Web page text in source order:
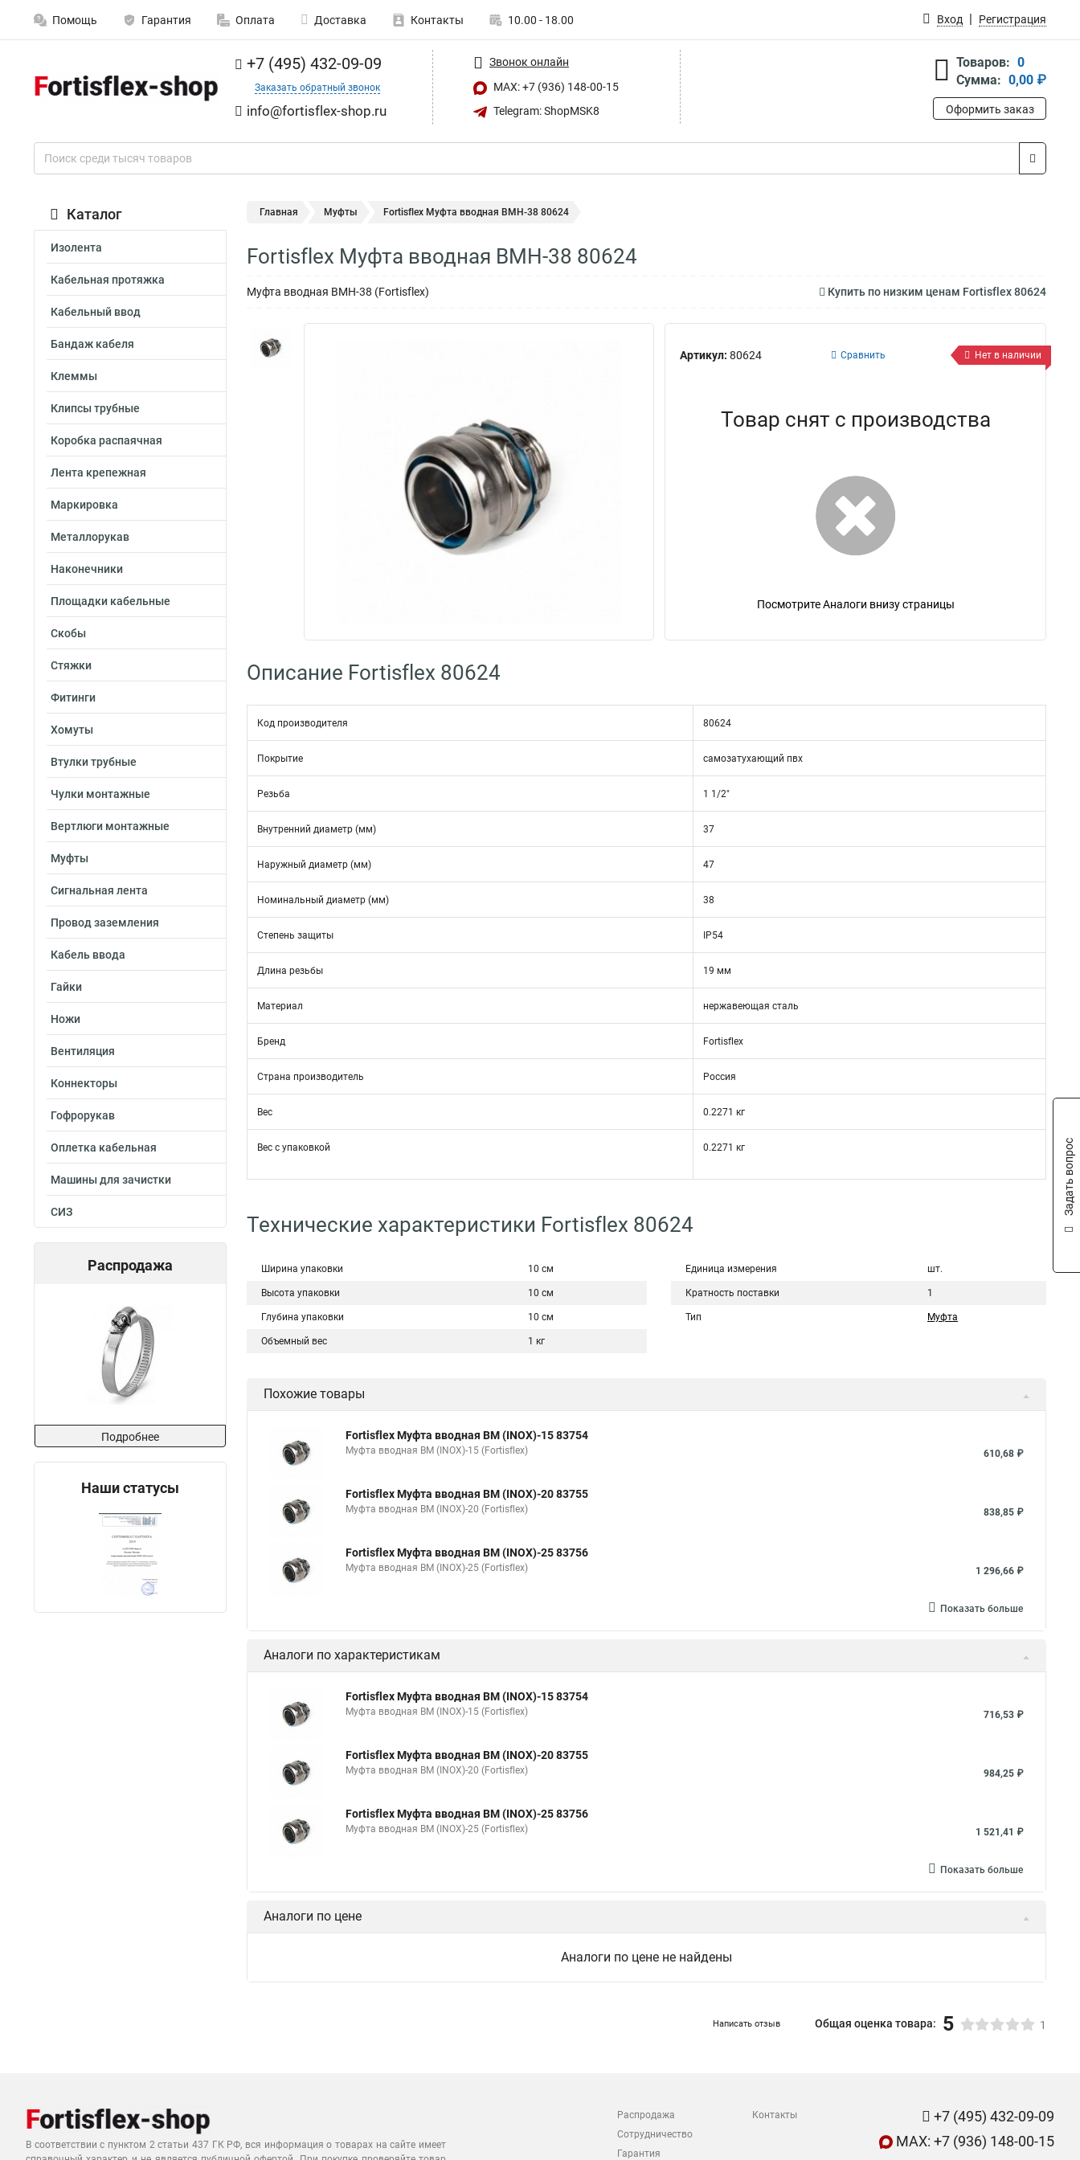
Помощь Гарантия Оплата Доставка Контакты 10.00 - 18.00 Вход Регистрация
+7 (495) 432-09-09
Заказать обратный звонок
info@fortisflex-shop.ru
Звонок онлайн
MAX: +7 (936) 148-00-15
Telegram: ShopMSK8
Товаров: 0
Сумма: 0,00 ₽
Оформить заказ
Каталог
Изолента
Кабельная протяжка
Кабельный ввод
Бандаж кабеля
Клеммы
Клипсы трубные
Коробка распаячная
Лента крепежная
Маркировка
Металлорукав
Наконечники
Площадки кабельные
Скобы
Стяжки
Фитинги
Хомуты
Втулки трубные
Чулки монтажные
Вертлюги монтажные
Муфты
Сигнальная лента
Провод заземления
Кабель ввода
Гайки
Ножи
Вентиляция
Коннекторы
Гофрорукав
Оплетка кабельная
Машины для зачистки
СИЗ
Распродажа
Подробнее
Наши статусы
Главная Муфты Fortisflex Муфта вводная ВМН-38 80624
Fortisflex Муфта вводная ВМН-38 80624
Муфта вводная ВМН-38 (Fortisflex) Купить по низким ценам Fortisflex 80624
Артикул: 80624 Сравнить Нет в наличии
Товар снят с производства
Посмотрите Аналоги внизу страницы
Описание Fortisflex 80624
Код производителя 80624
Покрытие самозатухающий пвх
Резьба 1 1/2"
Внутренний диаметр (мм) 37
Наружный диаметр (мм) 47
Номинальный диаметр (мм) 38
Степень защиты IP54
Длина резьбы 19 мм
Материал нержавеющая сталь
Бренд Fortisflex
Страна производитель Россия
Вес 0.2271 кг
Вес с упаковкой 0.2271 кг
Технические характеристики Fortisflex 80624
Ширина упаковки 10 см
Высота упаковки 10 см
Глубина упаковки 10 см
Объемный вес 1 кг
Единица измерения шт.
Кратность поставки 1
Тип Муфта
Похожие товары
Fortisflex Муфта вводная ВМ (INOX)-15 83754
Муфта вводная ВМ (INOX)-15 (Fortisflex) 610,68 ₽
Fortisflex Муфта вводная ВМ (INOX)-20 83755
Муфта вводная ВМ (INOX)-20 (Fortisflex) 838,85 ₽
Fortisflex Муфта вводная ВМ (INOX)-25 83756
Муфта вводная ВМ (INOX)-25 (Fortisflex) 1 296,66 ₽
Показать больше
Аналоги по характеристикам
Fortisflex Муфта вводная ВМ (INOX)-15 83754
Муфта вводная ВМ (INOX)-15 (Fortisflex) 716,53 ₽
Fortisflex Муфта вводная ВМ (INOX)-20 83755
Муфта вводная ВМ (INOX)-20 (Fortisflex) 984,25 ₽
Fortisflex Муфта вводная ВМ (INOX)-25 83756
Муфта вводная ВМ (INOX)-25 (Fortisflex) 1 521,41 ₽
Показать больше
Аналоги по цене
Аналоги по цене не найдены
Написать отзыв Общая оценка товара: 5 1
В соответствии с пунктом 2 статьи 437 ГК РФ, вся информация о товарах на сайте имеет
Распродажа
Сотрудничество
Гарантия
Контакты
+7 (495) 432-09-09
MAX: +7 (936) 148-00-15
Задать вопрос